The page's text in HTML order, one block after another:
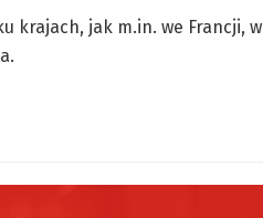
krajach, jak m.in. we Francji, w